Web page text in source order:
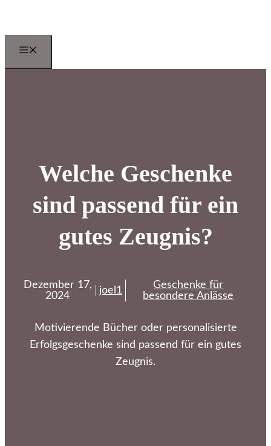
springen
Welche Geschenke
sind passend für ein
gutes Zeugnis?
Dezember 17,
2024
joel1
Geschenke für
besondere Anlässe
Motivierende Bücher oder personalisierte
Erfolgsgeschenke sind passend für ein gutes
Zeugnis.